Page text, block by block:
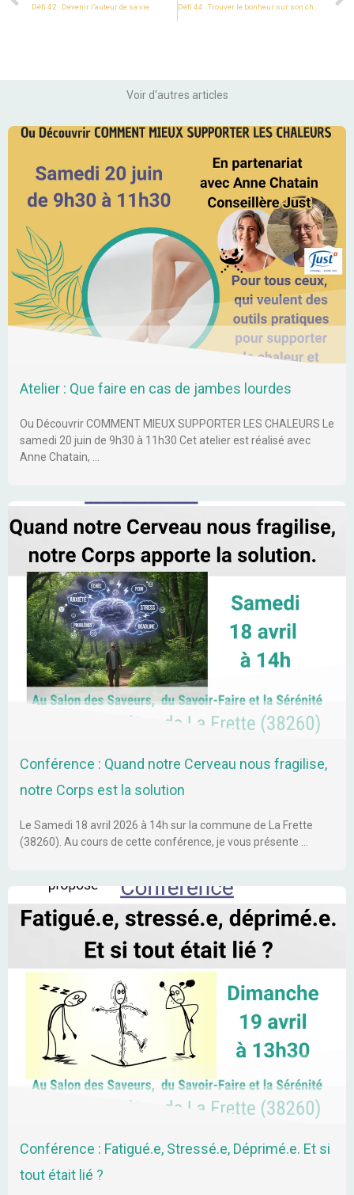
Défi 42 : Devenir l’auteur de sa vie Défi 44 : Trouver le bonheur sur son chemin
Voir d'autres articles
Atelier : Que faire en cas de jambes lourdes
Ou Découvrir COMMENT MIEUX SUPPORTER LES CHALEURS Le
samedi 20 juin de 9h30 à 11h30 Cet atelier est réalisé avec
Anne Chatain, …
Conférence : Quand notre Cerveau nous fragilise,
notre Corps est la solution
Le Samedi 18 avril 2026 à 14h sur la commune de La Frette
(38260). Au cours de cette conférence, je vous présente …
Conférence : Fatigué.e, Stressé.e, Déprimé.e. Et si
tout était lié ?